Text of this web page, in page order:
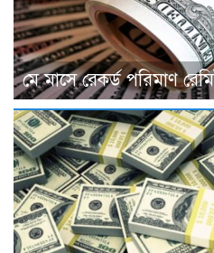
মে মাসে রেকর্ড পরিমাণ